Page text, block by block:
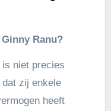
Ranu?
is niet precies
zij enkele
heeft